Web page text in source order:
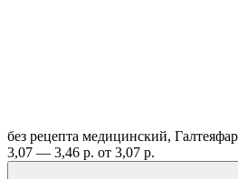
без рецепта медицинский,
3,07 — 3,46 р. от 3,07 р.